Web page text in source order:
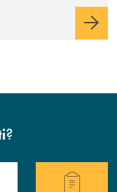
?
Bcc
assistenza immediata?
Hai bisogno di